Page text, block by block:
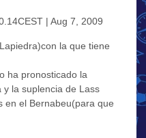
| Aug 7, 2009
la que tiene
ha pronosticado la
la suplencia de Lass
en el Bernabeu(para que